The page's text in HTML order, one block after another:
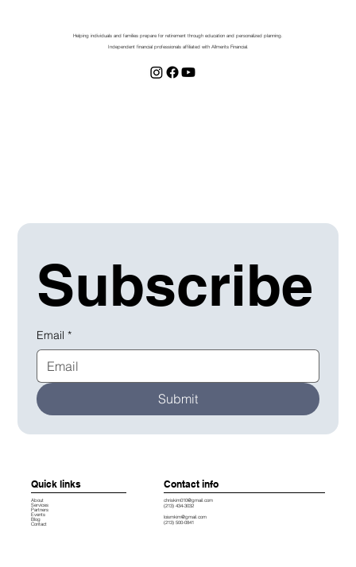
Quick links
About
Services
Partners
Events
Blog
Contact
chriskim010@gmail.com
(213) 434-3032
loismkim@gmail.com
(213) 500-0841
Contact info
Subscribe
Email *
Submit
Helping individuals and families prepare for retirement through education and personalized planning.
Independent financial professionals affiliated with Allmerits Financial.